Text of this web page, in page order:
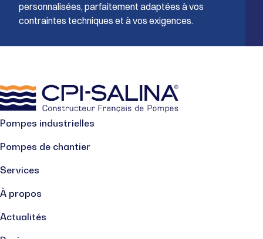
personnalisées, parfaitement adaptées à vos
contraintes techniques et à vos exigences.
Pompes industrielles
Pompes de chantier
Services
À propos
Actualités